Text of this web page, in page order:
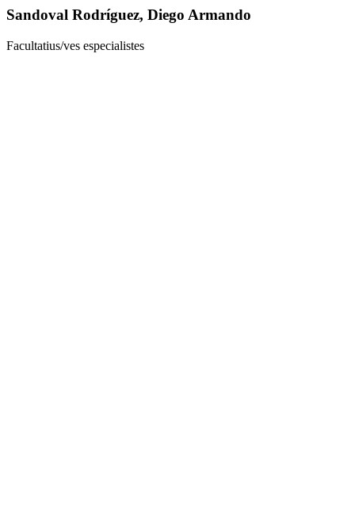
Sandoval Rodríguez, Diego Armando
Facultatius/ves especialistes